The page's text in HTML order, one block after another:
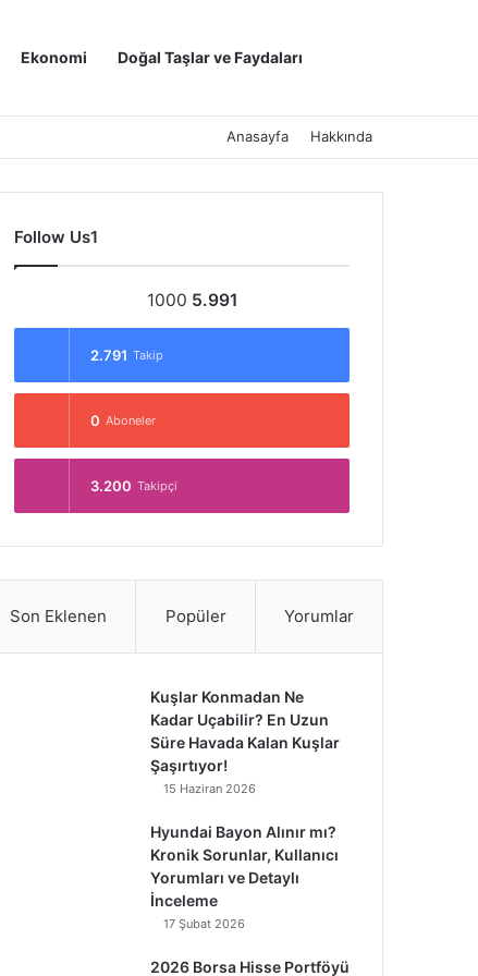
Ekonomi Doğal Taşlar ve Faydaları
Anasayfa Hakkında
Follow Us1
1000 5.991
2.791 Takip
0 Aboneler
3.200 Takipçi
Son Eklenen Popüler Yorumlar
Kuşlar Konmadan Ne
Kadar Uçabilir? En Uzun
Süre Havada Kalan Kuşlar
Şaşırtıyor!
15 Haziran 2026
Hyundai Bayon Alınır mı?
Kronik Sorunlar, Kullanıcı
Yorumları ve Detaylı
İnceleme
17 Şubat 2026
2026 Borsa Hisse Portföyü